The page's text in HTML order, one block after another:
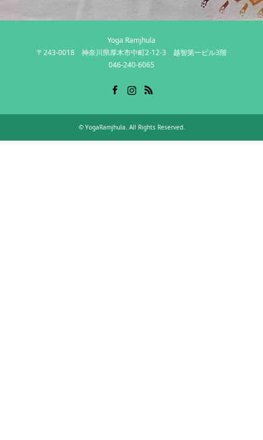
Yoga Ramjhula
〒243-0018 神奈川県厚木市中町2-12-3 越智第一ビル3階
046-240-6065
© YogaRamjhula . All Rights Reserved.